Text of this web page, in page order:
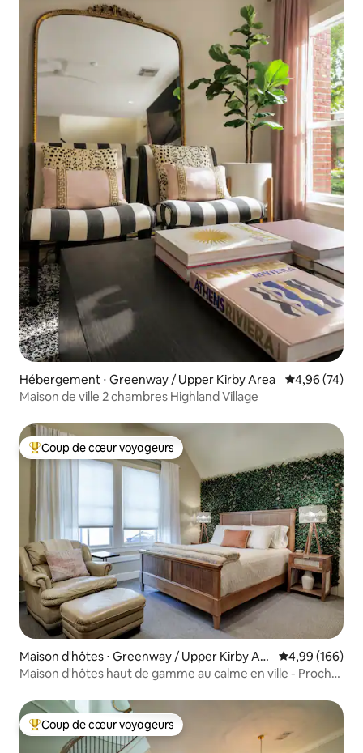
Hébergement ⋅ Greenway / Upper Kirby Area Évaluation
4,96 (74)
Maison de ville 2 chambres Highland Village
Coups de cœur voyageurs les plus appréciés
Coup de cœur voyageurs
Maison d'hôtes ⋅ Greenway / Upper Kirby Are
a
Évaluation
4,99 (166)
Maison d'hôtes haut de gamme au calme en ville - Proche
Coups de cœur voyageurs les plus appréciés
Coup de cœur voyageurs